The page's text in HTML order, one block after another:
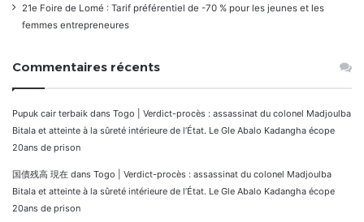
21e Foire de Lomé : Tarif préférentiel de -70 % pour les jeunes et les
femmes entrepreneures
Commentaires récents
Pupuk cair terbaik dans Togo | Verdict-procès : assassinat du colonel Madjoulba
Bitala et atteinte à la sûreté intérieure de l’État. Le Gle Abalo Kadangha écope
20ans de prison
国債残高 現在 dans Togo | Verdict-procès : assassinat du colonel Madjoulba
Bitala et atteinte à la sûreté intérieure de l’État. Le Gle Abalo Kadangha écope
20ans de prison